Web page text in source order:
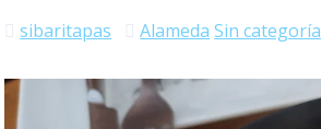
sibaritapas Alameda Sin categoría